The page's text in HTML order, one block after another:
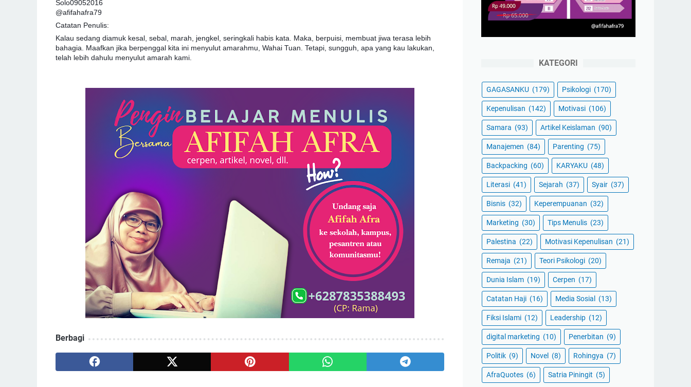
Solo09052016
@afifahafra79
Catatan Penulis:
Kalau sedang diamuk kesal, sebal, marah, jengkel, seringkali habis kata. Maka, berpuisi, membuat jiwa terasa lebih
bahagia. Maafkan jika berpenggal kita ini menyulut amarahmu, Wahai Tuan. Tetapi, sungguh, apa yang kau lakukan,
telah lebih dahulu menyulut amarah kami.
Berbagi
KATEGORI
GAGASANKU (179) Psikologi (170)
Kepenulisan (142) Motivasi (106)
Samara (93) Artikel Keislaman (90)
Manajemen (84) Parenting (75)
Backpacking (60) KARYAKU (48)
Literasi (41) Sejarah (37) Syair (37)
Bisnis (32) Keperempuanan (32)
Marketing (30) Tips Menulis (23)
Palestina (22) Motivasi Kepenulisan (21)
Remaja (21) Teori Psikologi (20)
Dunia Islam (19) Cerpen (17)
Catatan Haji (16) Media Sosial (13)
Fiksi Islami (12) Leadership (12)
digital marketing (10) Penerbitan (9)
Politik (9) Novel (8) Rohingya (7)
AfraQuotes (6) Satria Piningit (5)